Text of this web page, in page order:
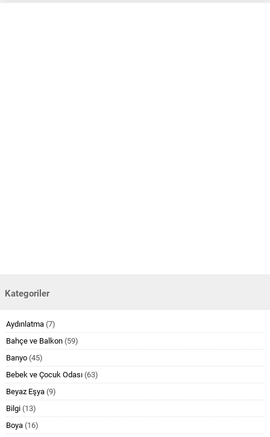
Kategoriler
Aydınlatma (7)
Bahçe ve Balkon (59)
Banyo (45)
Bebek ve Çocuk Odası (63)
Beyaz Eşya (9)
Bilgi (13)
Boya (16)